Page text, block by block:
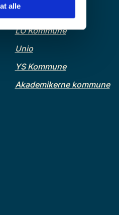
alle
KS
LO Kommune
Unio
YS Kommune
Akademikerne kommune